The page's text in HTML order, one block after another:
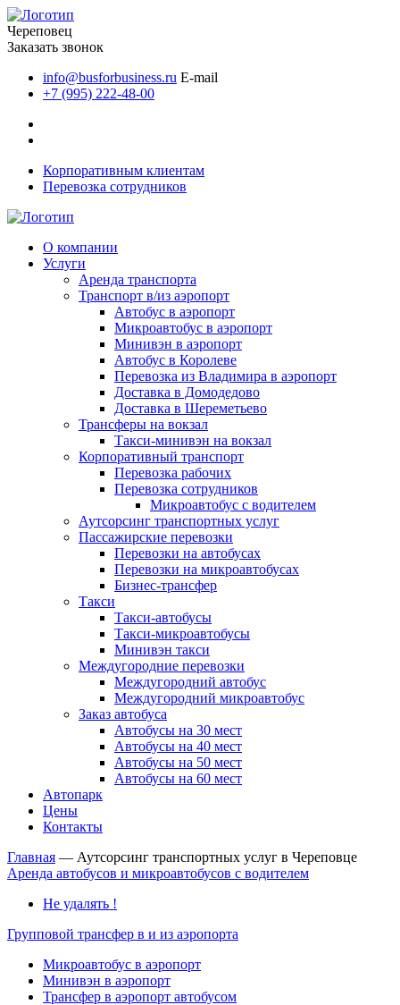
Череповец
Заказать звонок
info@busforbusiness.ru E-mail
+7 (995) 222-48-00
Корпоративным клиентам
Перевозка сотрудников
О компании
Услуги
Аренда транспорта
Транспорт в/из аэропорт
Автобус в аэропорт
Микроавтобус в аэропорт
Минивэн в аэропорт
Автобус в Королеве
Перевозка из Владимира в аэропорт
Доставка в Домодедово
Доставка в Шереметьево
Трансферы на вокзал
Такси-минивэн на вокзал
Корпоративный транспорт
Перевозка рабочих
Перевозка сотрудников
Микроавтобус с водителем
Аутсорсинг транспортных услуг
Пассажирские перевозки
Перевозки на автобусах
Перевозки на микроавтобусах
Бизнес-трансфер
Такси
Такси-автобусы
Такси-микроавтобусы
Минивэн такси
Междугородние перевозки
Междугородний автобус
Междугородний микроавтобус
Заказ автобуса
Автобусы на 30 мест
Автобусы на 40 мест
Автобусы на 50 мест
Автобусы на 60 мест
Автопарк
Цены
Контакты
Главная — Аутсорсинг транспортных услуг в Череповце
Аренда автобусов и микроавтобусов с водителем
Не удалять !
Групповой трансфер в и из аэропорта
Микроавтобус в аэропорт
Минивэн в аэропорт
Трансфер в аэропорт автобусом